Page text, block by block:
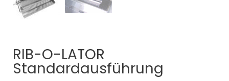
RIB-O-LATOR
Standardausführung